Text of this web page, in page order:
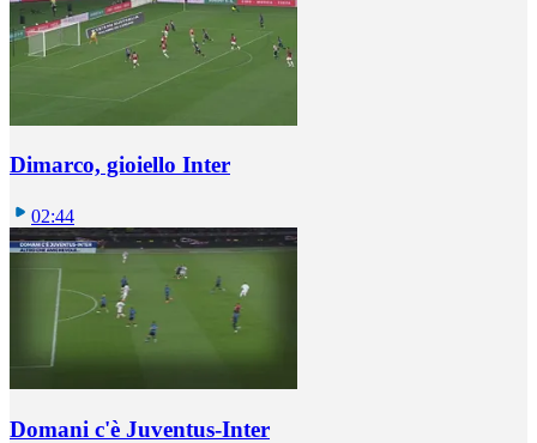
Dimarco, gioiello Inter
02:44
Domani c'è Juventus-Inter